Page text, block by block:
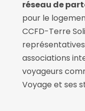
réseau de
pour le
CCFD-Terre
associations
voyageurs
Voyage et ses